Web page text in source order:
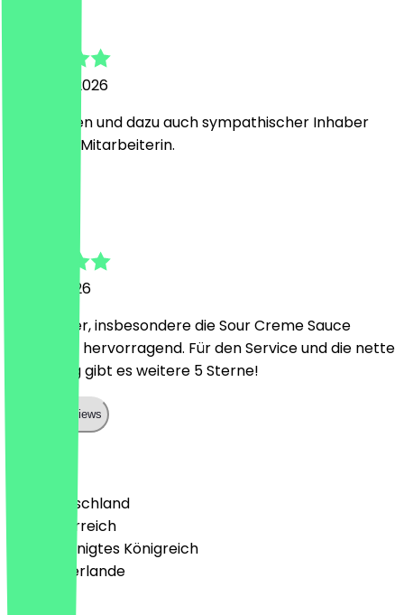
3. August 2026
Super Essen und dazu auch sympathischer Inhaber
und nette Mitarbeiterin.
30. Juli 2026
Sehr lecker, insbesondere die Sour Creme Sauce
schmeckt hervorragend. Für den Service und die nette
Bedienung gibt es weitere 5 Sterne!
Show all reviews
🇩🇪 Deutschland
🇦🇹 Österreich
🇬🇧 Vereinigtes Königreich
🇳🇱 Niederlande